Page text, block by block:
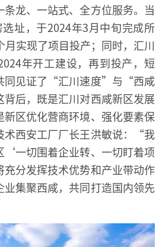
龙、一站式、全方位服务。当
址，于2024年3月中旬完成所
月实现了项目投产；同时，汇川
年开工建设，再到投产，短
同见证了“汇川速度”与“西咸
后，既是汇川对西咸新区发展
区优化营商环境、强化要素保
术西安工厂厂长王洪敏说：“我
‘一切围着企业转、一切盯着项
分发挥技术优势和产业带动作
集聚西咸，共同打造国内领先